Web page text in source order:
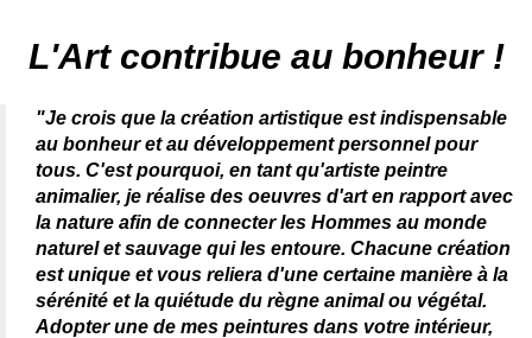
L'Art contribue au bonheur !
"Je crois que la création artistique est indispensable
au bonheur et au développement personnel pour
tous. C'est pourquoi, en tant qu'artiste peintre
animalier, je réalise des oeuvres d'art en rapport avec
la nature afin de connecter les Hommes au monde
naturel et sauvage qui les entoure. Chacune création
est unique et vous reliera d'une certaine manière à la
sérénité et la quiétude du règne animal ou végétal.
Adopter une de mes peintures dans votre intérieur,